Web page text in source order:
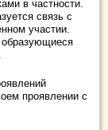
в частности.
связь с
участии.
образующиеся
проявлении с